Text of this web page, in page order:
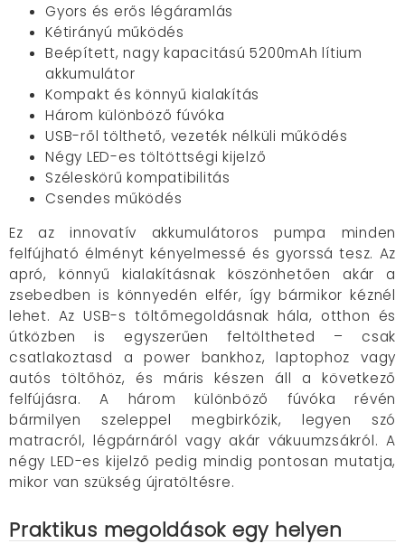
Gyors és erős légáramlás
Kétirányú működés
Beépített, nagy kapacitású 5200mAh lítium
akkumulátor
Kompakt és könnyű kialakítás
Három különböző fúvóka
USB-ről tölthető, vezeték nélküli működés
Négy LED-es töltöttségi kijelző
Széleskörű kompatibilitás
Csendes működés
Ez az innovatív akkumulátoros pumpa minden
felfújható élményt kényelmessé és gyorssá tesz. Az
apró, könnyű kialakításnak köszönhetően akár a
zsebedben is könnyedén elfér, így bármikor kéznél
lehet. Az USB-s töltőmegoldásnak hála, otthon és
útközben is egyszerűen feltöltheted – csak
csatlakoztasd a power bankhoz, laptophoz vagy
autós töltőhöz, és máris készen áll a következő
felfújásra. A három különböző fúvóka révén
bármilyen szeleppel megbirkózik, legyen szó
matracról, légpárnáról vagy akár vákuumzsákról. A
négy LED-es kijelző pedig mindig pontosan mutatja,
mikor van szükség újratöltésre.
Praktikus megoldások egy helyen